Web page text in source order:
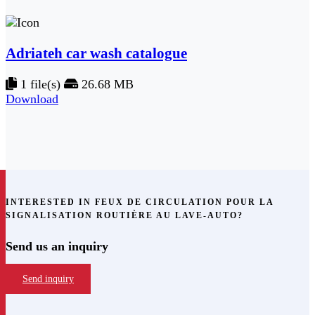
Adriateh car wash catalogue
1 file(s)
26.68 MB
Download
INTERESTED IN FEUX DE CIRCULATION POUR LA
SIGNALISATION ROUTIÈRE AU LAVE-AUTO?
Send us an inquiry
Send inquiry